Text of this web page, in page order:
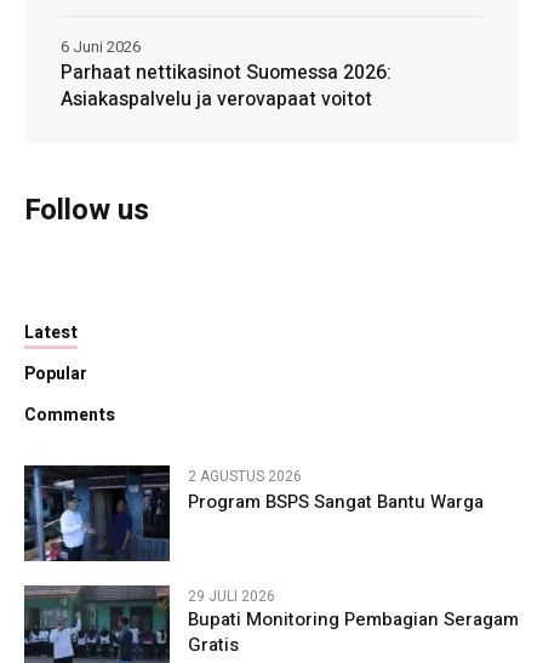
Parhaat nettikasinot Suomessa 2026:
Asiakaspalvelu ja verovapaat voitot
6 Juni 2026
Follow us
Latest
Popular
Comments
2 AGUSTUS 2026
Program BSPS Sangat Bantu Warga
29 JULI 2026
Bupati Monitoring Pembagian Seragam
Gratis